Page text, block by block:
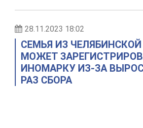
28.11.2023 18:02
СЕМЬЯ ИЗ
МОЖЕТ
ИНОМАРКУ ИЗ-ЗА
РАЗ СБОРА